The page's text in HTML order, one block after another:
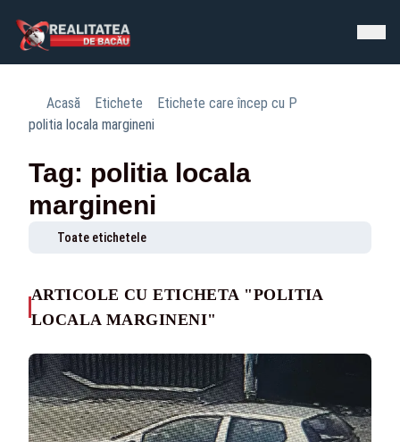
Acasă Etichete
Etichete care încep cu P
politia locala margineni
Tag: politia locala
margineni
Toate etichetele
ARTICOLE CU ETICHETA "POLITIA
LOCALA MARGINENI"